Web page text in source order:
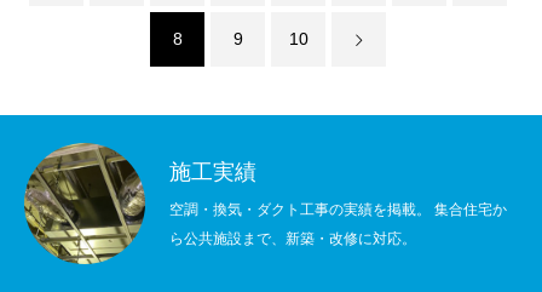
8 9 10
施工実績
空調・換気・ダクト工事の実績を掲載。 集合住宅か
ら公共施設まで、新築・改修に対応。